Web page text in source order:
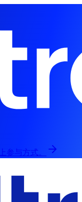
参与方式。